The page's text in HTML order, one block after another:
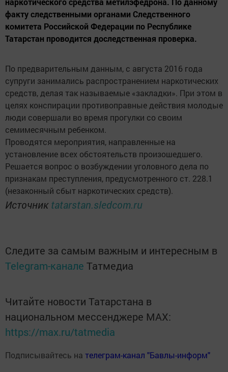
факту следственными органами Следственного
комитета Российской Федерации по Республике
Татарстан проводится доследственная проверка.
По предварительным данным, с августа 2016 года
супруги занимались распространением наркотических
средств, делая так называемые «закладки». При этом в
целях конспирации противоправные действия молодые
люди совершали во время прогулки со своим
семимесячным ребенком.
Проводятся мероприятия, направленные на
установление всех обстоятельств произошедшего.
Решается вопрос о возбуждении уголовного дела по
признакам преступления, предусмотренного ст. 228.1
(незаконный сбыт наркотических средств).
Источникtatarstan.sledcom.ru
Следите за самым важным и интересным в
Telegram-канале Татмедиа
Читайте новости Татарстана в
национальном мессенджере MАХ:
https://max.ru/tatmedia
Подписывайтесь на телеграм-канал "Бавлы-информ"